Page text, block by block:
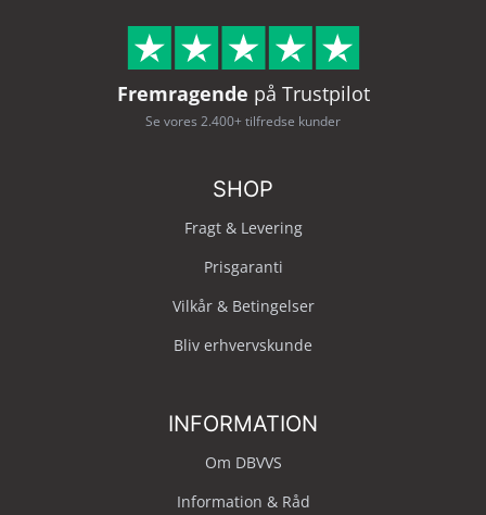
Fremragende på Trustpilot
Se vores 2.400+ tilfredse kunder
SHOP
Fragt & Levering
Prisgaranti
Vilkår & Betingelser
Bliv erhvervskunde
INFORMATION
Om DBVVS
Information & Råd